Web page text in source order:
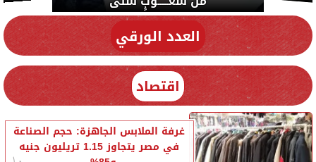
العدد الورقي
اقتصاد
غرفة الملابس الجاهزة: حجم الصناعة
في مصر يتجاوز 1.15 تريليون جنيه